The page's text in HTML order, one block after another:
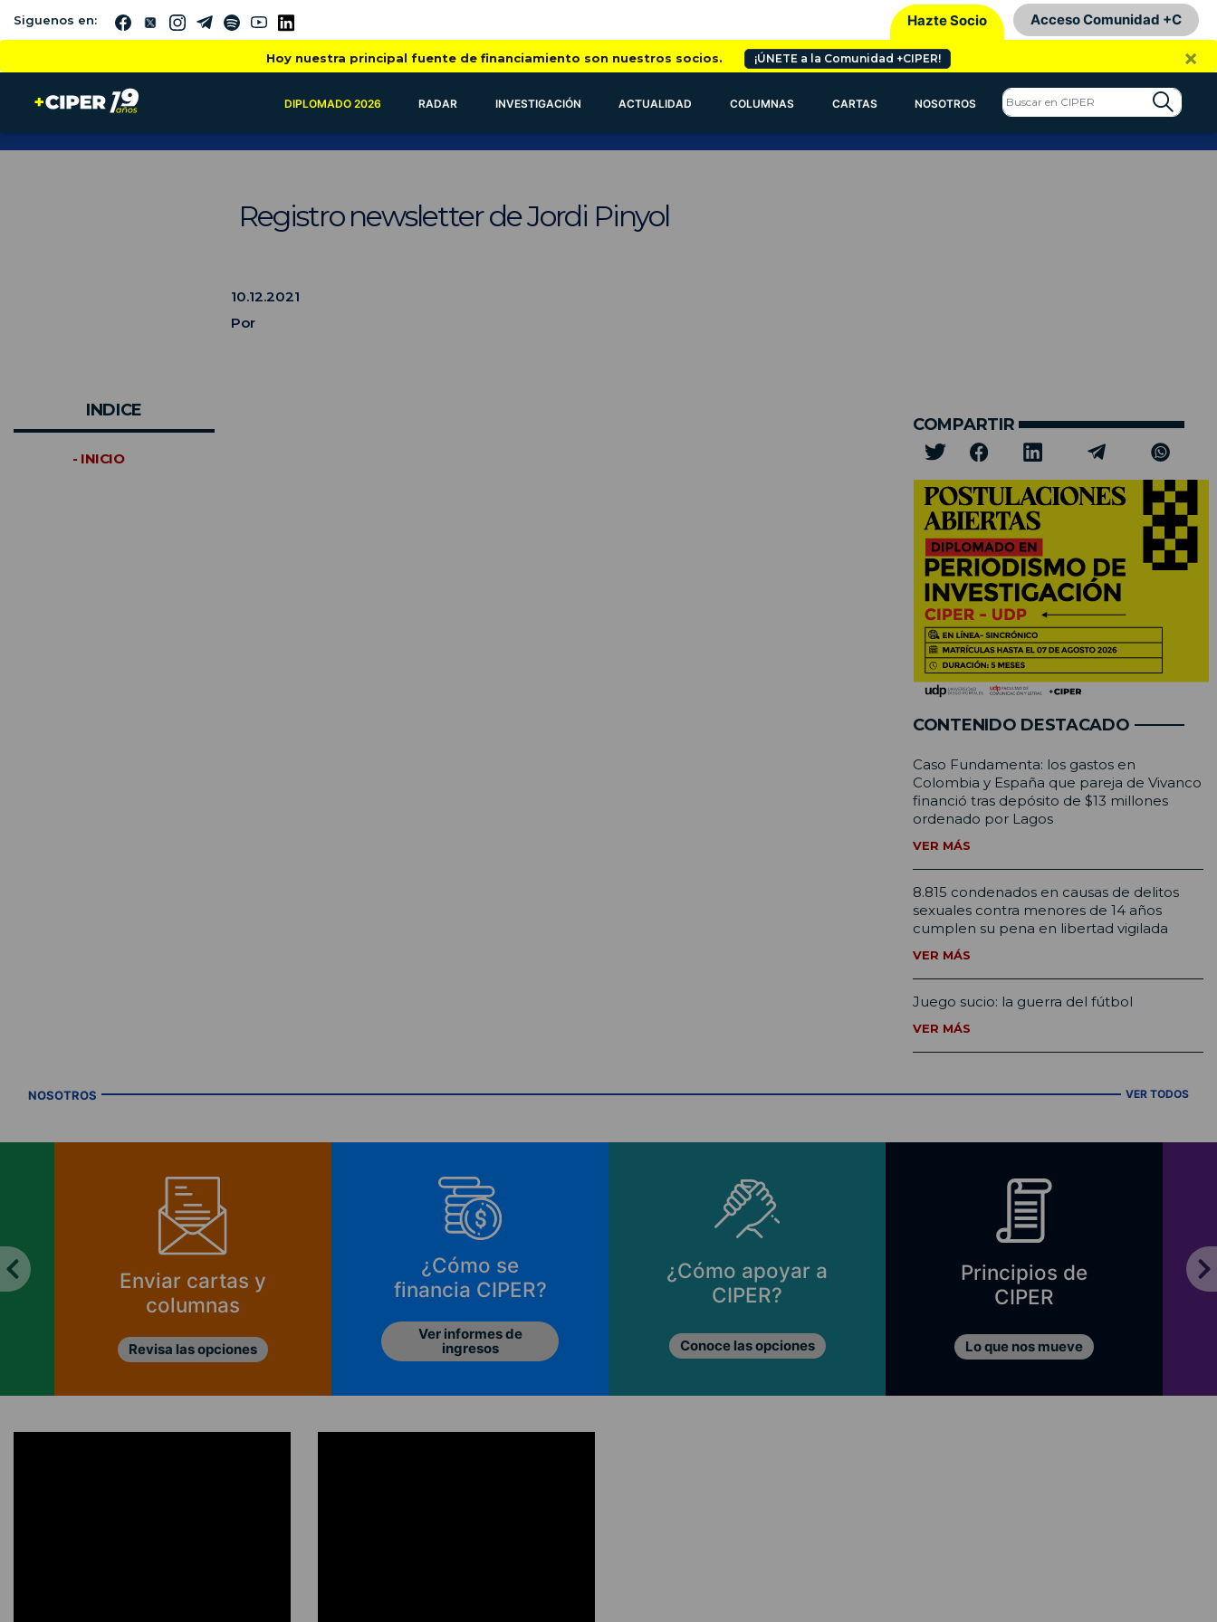
Siguenos en: Hazte Socio Acceso Comunidad +C
Hoy nuestra principal fuente de financiamiento son nuestros socios. ¡ÚNETE a la Comunidad +CIPER! ×
DIPLOMADO 2026 RADAR INVESTIGACIÓN ACTUALIDAD COLUMNAS CARTAS NOSOTROS
Registro newsletter de Jordi Pinyol
10.12.2021
Por
INDICE
- INICIO
COMPARTIR
CONTENIDO DESTACADO
Caso Fundamenta: los gastos en
Colombia y España que pareja de Vivanco
financió tras depósito de $13 millones
ordenado por Lagos
VER MÁS
8.815 condenados en causas de delitos
sexuales contra menores de 14 años
cumplen su pena en libertad vigilada
VER MÁS
Juego sucio: la guerra del fútbol
VER MÁS
NOSOTROS VER TODOS
Enviar cartas y
columnas
Revisa las opciones
¿Cómo se
financia CIPER?
Ver informes de
ingresos
¿Cómo apoyar a
CIPER?
Conoce las opciones
Principios de
CIPER
Lo que nos mueve